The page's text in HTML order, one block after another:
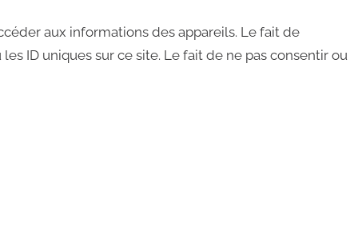
aux informations des appareils. Le fait de
ID uniques sur ce site. Le fait de ne pas consentir ou